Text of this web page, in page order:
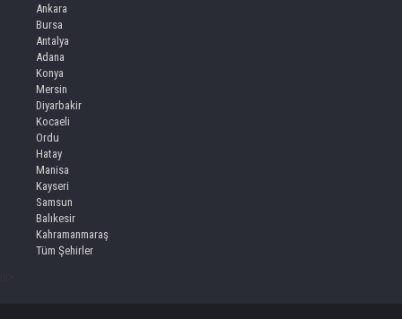
Ankara
Bursa
Antalya
Adana
Konya
Mersin
Diyarbakir
Kocaeli
Ordu
Hatay
Manisa
Kayseri
Samsun
Balıkesir
Kahramanmaraş
Tüm Şehirler